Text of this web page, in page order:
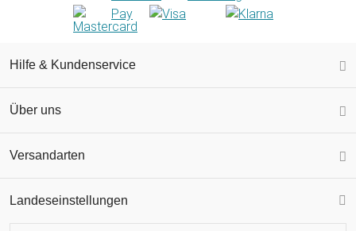
Hilfe & Kundenservice
Über uns
Versandarten
Landeseinstellungen